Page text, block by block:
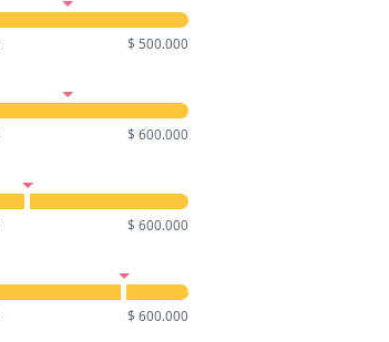
$ 500.000
$ 600.000
$ 600.000
$ 600.000